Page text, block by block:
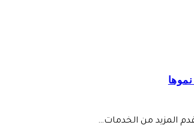
المزيد من الخدمات…